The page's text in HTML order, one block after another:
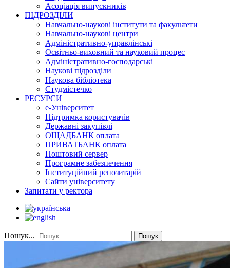
Асоціація випускників
ПІДРОЗДІЛИ
Навчально-наукові інститути та факультети
Навчально-наукові центри
Адміністративно-управлінські
Освітньо-виховний та науковий процес
Адміністративно-господарські
Наукові підрозділи
Наукова бібліотека
Студмістечко
РЕСУРСИ
е-Університет
Підтримка користувачів
Державні закупівлі
ОЩАДБАНК оплата
ПРИВАТБАНК оплата
Поштовий сервер
Програмне забезпечення
Інституційний репозитарій
Сайти університету
Запитати у ректора
Пошук... Пошук